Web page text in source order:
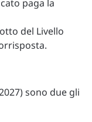
paga la
del Livello
sono due gli